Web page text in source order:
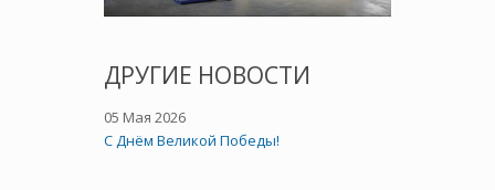
ДРУГИЕ НОВОСТИ
05 Мая 2026
C Днём Великой Победы!